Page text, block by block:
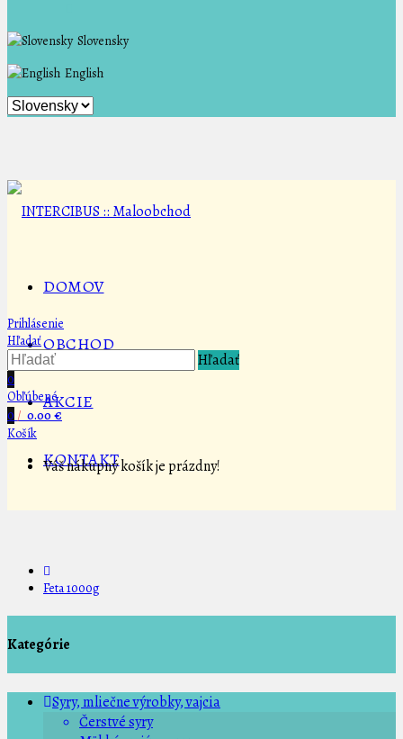
Slovensky
English
DOMOV
OBCHOD
AKCIE
KONTAKT
Prihlásenie
Hľadať
Hľadať
0
Obľúbené
0 / 0.00 €
Košík
Váš nákupný košík je prázdny!
Feta 1000g
Kategórie
Syry, mliečne výrobky, vajcia
Čerstvé syry